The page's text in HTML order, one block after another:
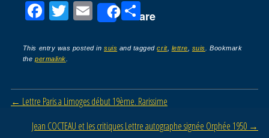
F
c
e
b
o
o
T
tt
E
ail
Share
P
ta
er
This entry was posted insuis and taggedcrit, lettre suis . Bookmark
thepermalink
Post navigation
← Lettre Paris a Limoges début 19ème. Rarissime
Jean COCTEAU et les critiques Lettre autographe signée Orphée 1950 →